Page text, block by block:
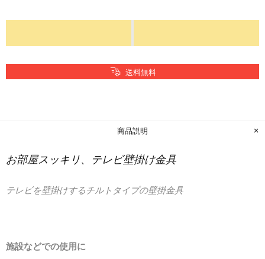
送料無料
商品説明
お部屋スッキリ、テレビ壁掛け金具
テレビを壁掛けするチルトタイプの壁掛金具
施設などでの使用に